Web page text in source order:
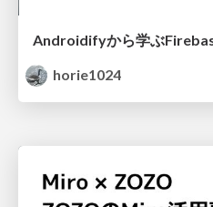
Androidifyから学ぶ
horie1024